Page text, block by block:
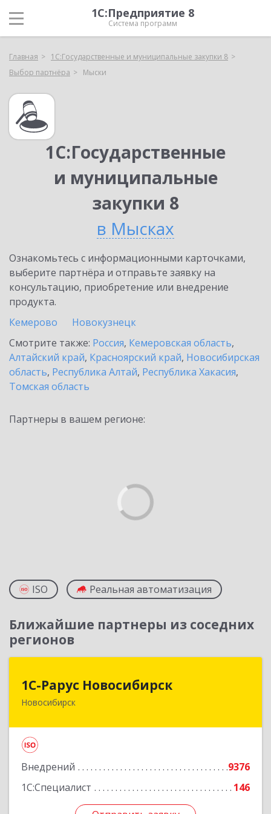
1С:Предприятие 8
Система программ
Главная
1С:Государственные и муниципальные закупки 8
Выбор партнёра
Мыски
1С:Государственные
и муниципальные
закупки 8
в Мысках
Ознакомьтесь с информационными карточками,
выберите партнёра и отправьте заявку на
консультацию, приобретение или внедрение
продукта.
Кемерово
Новокузнецк
Смотрите также: Россия, Кемеровская область,
Алтайский край, Красноярский край, Новосибирская
область, Республика Алтай, Республика Хакасия,
Томская область
Партнеры в вашем регионе:
ISO Реальная автоматизация
Ближайшие партнеры из соседних
регионов
1С-Рарус Новосибирск
Новосибирск
Внедрений
9376
1С:Специалист
146
1С-Рарус Новосибирск
630015, Новосибирская обл, Новосибирск г,
Подробнее